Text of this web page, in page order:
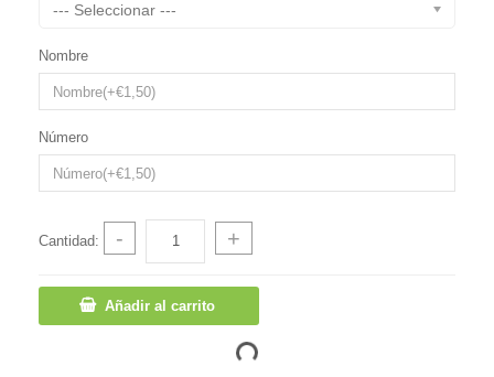
--- Seleccionar ---
Nombre
Número
Cantidad: - +
Añadir al carrito